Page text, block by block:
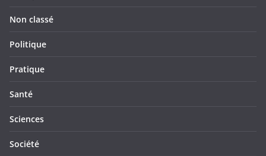
Non classé
Politique
Pratique
Santé
Sciences
Société